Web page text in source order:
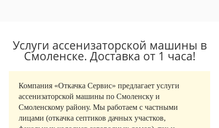
Услуги ассенизаторской машины в
Смоленске. Доставка от 1 часа!
Компания «Откачка Сервис» предлагает услуги
ассенизаторской машины по Смоленску и
Смоленскому району. Мы работаем с частными
лицами (откачка септиков дачных участков,